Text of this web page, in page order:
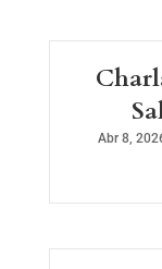
Abr 8,